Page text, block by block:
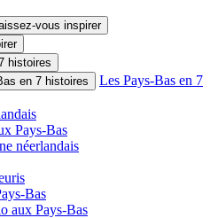
vous inspirer
histoires
en 7 histoires
Les Pays-Bas en 7
Pays-Bas
néerlandais
Bas
aux Pays-Bas